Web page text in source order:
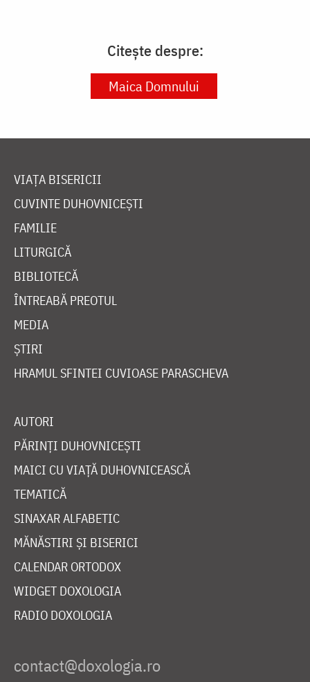
Citește despre:
Maica Domnului
VIAȚA BISERICII
CUVINTE DUHOVNICEȘTI
FAMILIE
LITURGICĂ
BIBLIOTECĂ
ÎNTREABĂ PREOTUL
MEDIA
ȘTIRI
HRAMUL SFINTEI CUVIOASE PARASCHEVA
AUTORI
PĂRINȚI DUHOVNICEȘTI
MAICI CU VIAȚĂ DUHOVNICEASCĂ
TEMATICĂ
SINAXAR ALFABETIC
MĂNĂSTIRI ȘI BISERICI
CALENDAR ORTODOX
WIDGET DOXOLOGIA
RADIO DOXOLOGIA